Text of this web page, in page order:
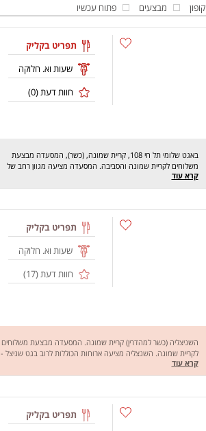
קופון מבצעים פתוח עכשיו
תפריט בקליק
שעות וא. חלוקה
חוות דעת (0
)
באגט שלומי תל חי 108, קריית שמונה, (כשר), המסעדה מבצעת
משלוחים לקריית שמונה והסביבה. המסעדה מציעה מגוון רחב של
מנות בפיתה, בבאגט, בלאפה ובצלחת: שווארמה, מעורב, קציצות,
פרכיות, שניצל, מקניקיות ועוד. מחכים לכם לחוויה מהנה, שיהיה
קרא עוד
תפריט בקליק
שעות וא. חלוקה
חוות דעת (17
)
השניצליה (כשר למהדרין) קריית שמונה. המסעדה מבצעת משלוחים
לקריית שמונה. השנצליה מציעה ארוחות הכוללות לרוב בגט שניצל -
בטעמים שונים ותוספות שונות. השנצליה מציעה גם: המבורגר, פילה
עוף, טבעות בצל, כדורי פירה, צ'יפס וסלטים. מחכים לכם לחוויה
קרא עוד
תפריט בקליק